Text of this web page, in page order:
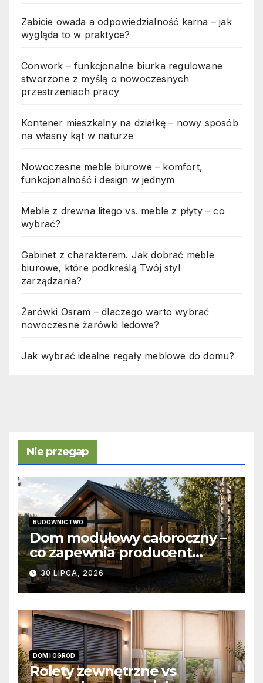
Zabicie owada a odpowiedzialność karna – jak
wygląda to w praktyce?
Conwork – funkcjonalne biurka regulowane
stworzone z myślą o nowoczesnych
przestrzeniach pracy
Kontener mieszkalny na działkę – nowy sposób
na własny kąt w naturze
Nowoczesne meble biurowe – komfort,
funkcjonalność i design w jednym
Meble z drewna litego vs. meble z płyty – co
wybrać?
Gabinet z charakterem. Jak dobrać meble
biurowe, które podkreślą Twój styl
zarządzania?
Żarówki Osram – dlaczego warto wybrać
nowoczesne żarówki ledowe?
Jak wybrać idealne regały meblowe do domu?
Nie przegap
BUDOWNICTWO
Dom modułowy całoroczny –
co zapewnia producent
domów modułowych?
30 LIPCA, 2026
DOM I OGRÓD
Rolety zewnętrzne vs